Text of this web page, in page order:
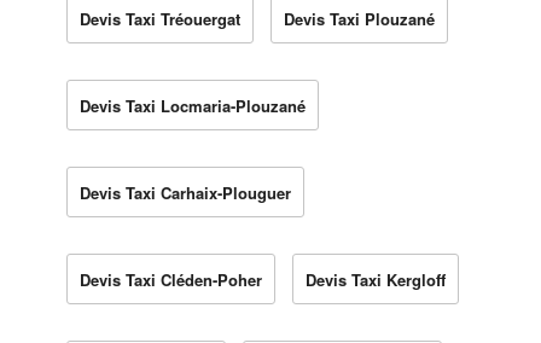
Devis Taxi Tréouergat Devis Taxi Plouzané
Devis Taxi Locmaria-Plouzané
Devis Taxi Carhaix-Plouguer
Devis Taxi Cléden-Poher Devis Taxi Kergloff